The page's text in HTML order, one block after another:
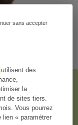
utilisent des
la
de sites tiers.
Vous pourrez
lien « paramétrer
sans accepter
amer